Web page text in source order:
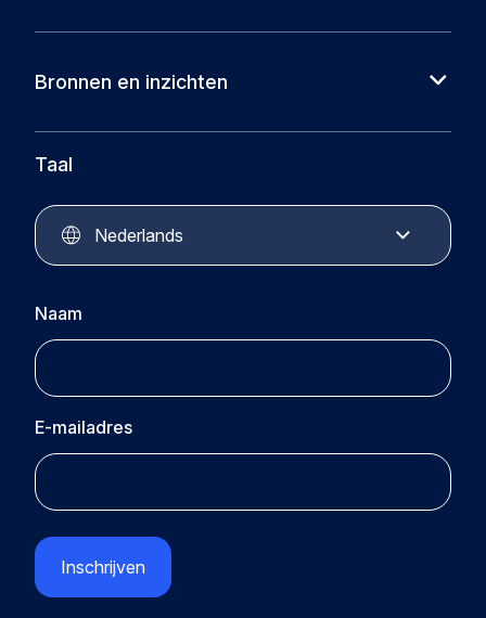
Over ons
Circular Plastics Foundation
Circular Plastics Products
Circular Plastics Academy
Contact
Bronnen en inzichten
Nieuws
Kennisbank
Taal
Nederlands
Naam
E-mailadres
CAPTCHA